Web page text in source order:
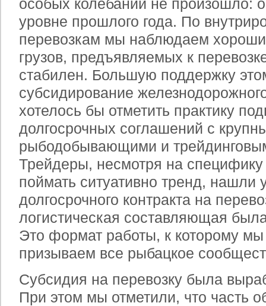
особых колебаний не произошло:
уровне прошлого года. По
перевозкам мы наблюдаем
грузов, предъявляемых к
стабилен. Большую поддержку
субсидирование
хотелось бы отметить практику
долгосрочных соглашений с
рыбодобывающими и
Трейдеры, несмотря на
поймать ситуативно тренд, нашли
долгосрочного контракта на
логистическая составляющая
Это формат работы, к которому мы
призываем все рыбацкое
Субсидия на перевозку была
При этом мы отметили, что часть